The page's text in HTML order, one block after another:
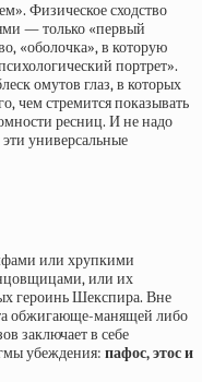
Физическое сходство
— только «первый
«оболочка», в которую
портрет».
омутов глаз, в которых
чем стремится показывать
ресниц. И не надо
универсальные
или хрупкими
или их
героинь Шекспира. Вне
обжигающе-манящей либо
заключает в себе
убеждения: пафос, этос и